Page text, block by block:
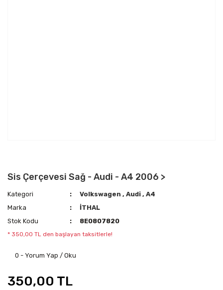
Sis Çerçevesi Sağ - Audi - A4 2006 >
Kategori Volkswagen ,Audi ,A4
Marka
İTHAL
Stok Kodu
8E0807820
* 350,00 TL den başlayan taksitlerle!
0 - Yorum Yap / Oku
350,00 TL